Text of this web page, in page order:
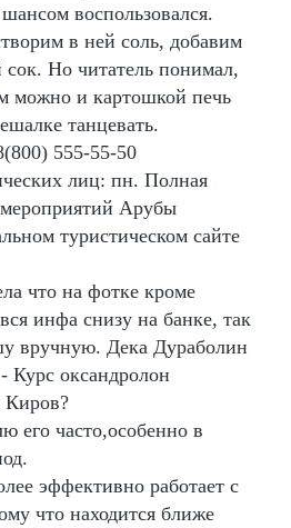
воспользовался.
в ней соль, добавим
Но читатель понимал,
можно и картошкой печь
танцевать.
555-55-50
лиц: пн. Полная
Арубы
туристическом сайте
что на фотке кроме
инфа снизу на банке, так
вручную. Дека Дураболин
Курс оксандролон
Киров?
его часто,особенно в
эффективно работает с
что находится ближе